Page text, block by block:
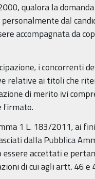
qualora la
dal
accompagnata da
i concorrenti
relative ai titoli che
di merito ivi
firmato.
1 L. 183/2011, ai
dalla Pubblica
accettati e
di cui agli artt. 46 e